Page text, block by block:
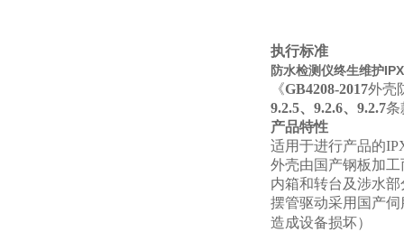
执行标准
防水检测仪终生维护
《GB4208-2017外壳
9.2.5、9.2.6、9.2.7条
产品特性
适用于进行产品的
外壳由国产钢板加
内箱和转台及涉水
摆管驱动采用国产
造成设备损坏）